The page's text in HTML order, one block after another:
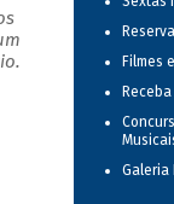
Filmes
Galeria